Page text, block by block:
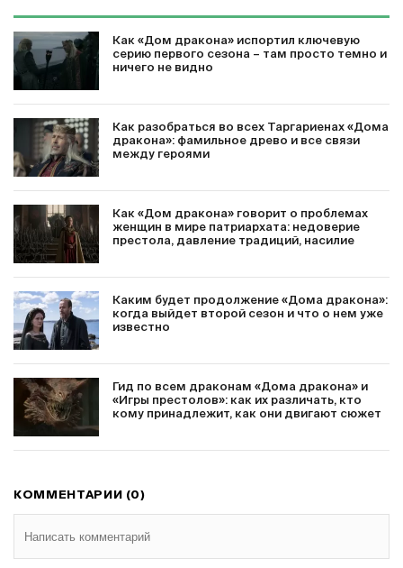
Как «Дом дракона» испортил ключевую
серию первого сезона – там просто темно и
ничего не видно
Как разобраться во всех Таргариенах «Дома
дракона»: фамильное древо и все связи
между героями
Как «Дом дракона» говорит о проблемах
женщин в мире патриархата: недоверие
престола, давление традиций, насилие
Каким будет продолжение «Дома дракона»:
когда выйдет второй сезон и что о нем уже
известно
Гид по всем драконам «Дома дракона» и
«Игры престолов»: как их различать, кто
кому принадлежит, как они двигают сюжет
КОММЕНТАРИИ (0)